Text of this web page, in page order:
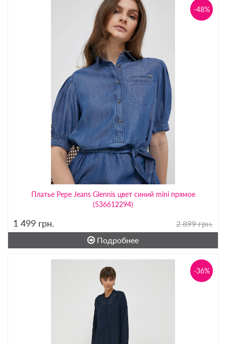
Платье Pepe Jeans Glennis цвет синий mini прямое
(536612294)
-48%
1 499 грн.
2 899 грн.
Подробнее
-36%